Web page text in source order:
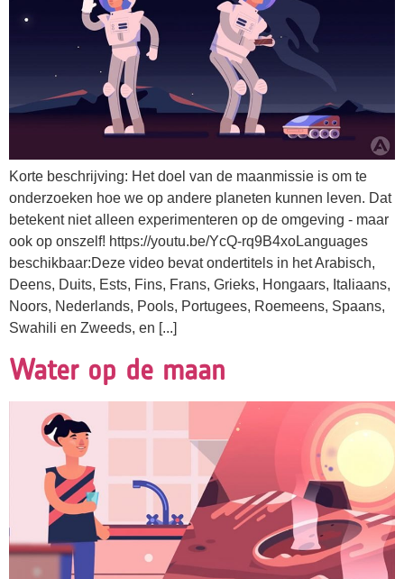
Korte beschrijving: Het doel van de maanmissie is om te
onderzoeken hoe we op andere planeten kunnen leven. Dat
betekent niet alleen experimenteren op de omgeving - maar
ook op onszelf! https://youtu.be/YcQ-rq9B4xoLanguages
beschikbaar:Deze video bevat ondertitels in het Arabisch,
Deens, Duits, Ests, Fins, Frans, Grieks, Hongaars, Italiaans,
Noors, Nederlands, Pools, Portugees, Roemeens, Spaans,
Swahili en Zweeds, en [...]
Water op de maan